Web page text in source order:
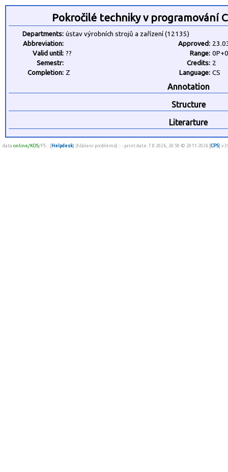
Pokročilé techniky v programování
Departments: ústav výrobních strojů a zařízení (12135)
Abbreviation:
Approved:
Valid until: ?? Range:
Semestr:
Credits: 2
Completion: Z Language: CS
Annotation
Structure
Literarture
data online/KOS/FS :: [Helpdesk] (hlášení problémů) :: - print date: 7.8.2026, 20:59 © 2011-2026 [CPS]